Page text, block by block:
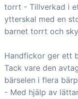
torrt - Tillverkad i
ytterskal med en
barnet torrt och
Handfickor ger ett
Tack vare den
bärselen i flera
- Med hjälp av